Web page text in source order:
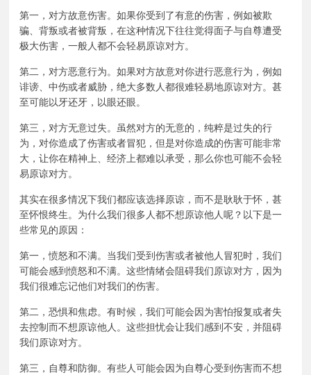
第一，对方故意伤害。如果你受到了有意的伤害，例如被欺
骗、背叛或者被背叛，在这种情况下往往觉得面子与自尊遭受
极大伤害，一般人都不会轻易原谅对方。
第二，对方恶意行为。如果对方故意对你进行恶意行为，例如
诽谤、中伤或者威胁，绝大多数人都很难轻易地原谅对方。甚
至可能以牙还牙，以眼还眼。
第三，对方无意过失。虽然对方的无意的，纯粹是过失的行
为，对你造成了伤害或者冒犯，但是对你造成的伤害可能非常
大，让你在精神上、经济上都难以承受，那么你也可能不会轻
易原谅对方。
其实在很多情况下我们都应该选择原谅，而不是耿耿于怀，甚
至怀恨终生。为什么我们很多人都不想原谅他人呢？以下是一
些常见的原因：
第一，愤怒和不满。当我们受到伤害或者被他人冒犯时，我们
可能会感到愤怒和不满。这些情绪会阻碍我们原谅对方，因为
我们很难忘记他们对我们的伤害。
第二，恐惧和焦虑。有时候，我们可能会因为害怕报复或者失
去控制而不想原谅他人。这些担忧会让我们感到不安，并阻碍
我们原谅对方。
第三，自尊和防御。有些人可能会因为自尊心受到伤害而不想